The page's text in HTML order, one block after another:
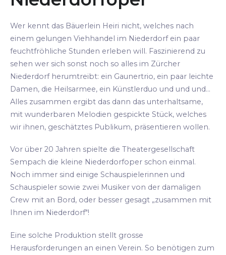
Wer kennt das Bäuerlein Heiri nicht, welches nach
einem gelungen Viehhandel im Niederdorf ein paar
feuchtfröhliche Stunden erleben will. Faszinierend zu
sehen wer sich sonst noch so alles im Zürcher
Niederdorf herumtreibt: ein Gaunertrio, ein paar leichte
Damen, die Heilsarmee, ein Künstlerduo und und und...
Alles zusammen ergibt das dann das unterhaltsame,
mit wunderbaren Melodien gespickte Stück, welches
wir ihnen, geschätztes Publikum, präsentieren wollen.
Vor über 20 Jahren spielte die Theatergesellschaft
Sempach die kleine Niederdorfoper schon einmal.
Noch immer sind einige Schauspielerinnen und
Schauspieler sowie zwei Musiker von der damaligen
Crew mit an Bord, oder besser gesagt „zusammen mit
Ihnen im Niederdorf"!
Eine solche Produktion stellt grosse
Herausforderungen an einen Verein. So benötigen zum